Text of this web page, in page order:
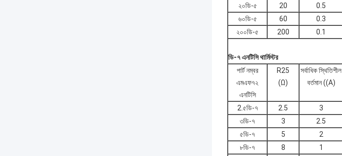
২০ডি-৫
20 0.5
৬০ডি-৫
60 0.3
২০০ডি-৫
200 0.1
ডি-৭ এনটিসি থার্মিস্টর
পার্ট নম্বর
এমএফ৭২
এনটিসি
R25
(Ω)
সর্বাধিক স্থিতিশীল
বর্তমান ((A)
2.৫ডি-৭ 2.5 3
৩ডি-৭
3 2.5
৫ডি-৭
5 2
৮ডি-৭
8 1